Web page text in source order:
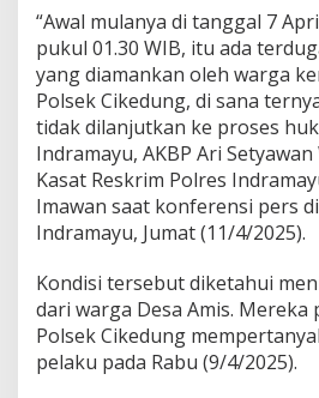
M
a
s
a
a
k
a
t
“Awal mulanya di tanggal 7
pukul 01.30 WIB, itu ada
yang diamankan oleh warga
Polsek Cikedung, di sana
tidak dilanjutkan ke proses
Indramayu, AKBP Ari
Kasat Reskrim Polres
Imawan saat konferensi pers
Indramayu, Jumat (11/4/2025).
Kondisi tersebut diketahui
dari warga Desa Amis. Mereka
Polsek Cikedung
pelaku pada Rabu (9/4/2025).